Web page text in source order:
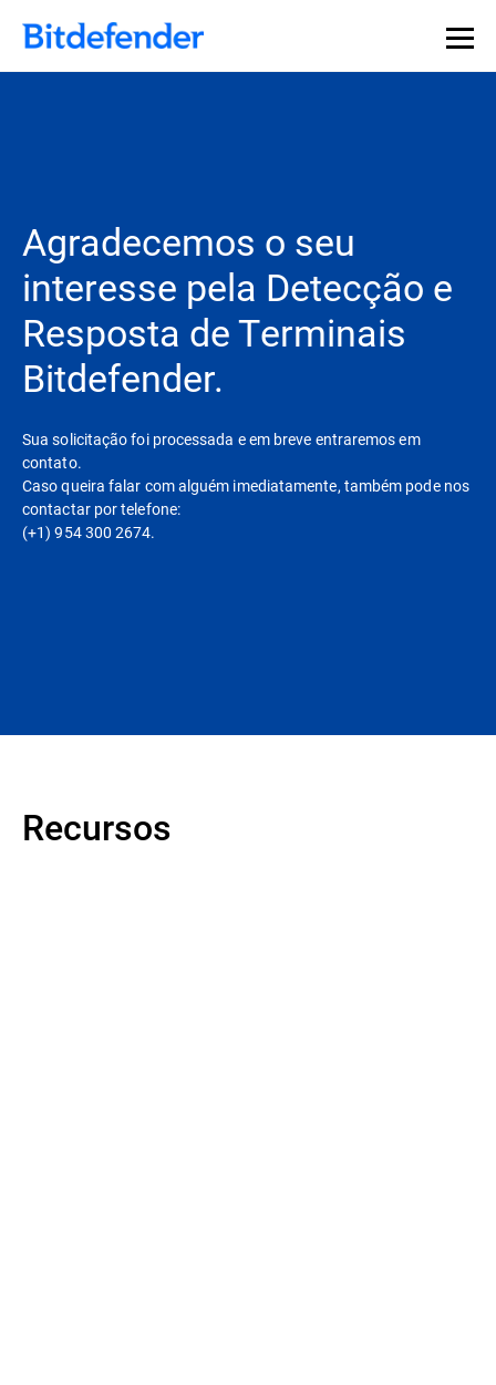
Agradecemos o seu
interesse pela Detecção e
Resposta de Terminais
Bitdefender.
Sua solicitação foi processada e em breve entraremos em
contato.
Caso queira falar com alguém imediatamente, também pode nos
contactar por telefone:
(+1) 954 300 2674.
Recursos